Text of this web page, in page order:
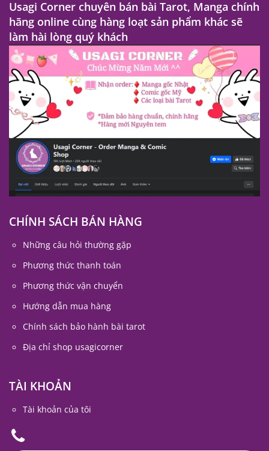
Usagi Corner chuyên bán bài Tarot, Manga chính
hãng online cùng hàng loạt sản phẩm khác sẽ
làm hài lòng quý khách
CHÍNH SÁCH BÁN HÀNG
Những câu hỏi thường gặp
Phương thức thanh toán
Phương thức vận chuyển
Hướng dẫn mua hàng
Chính sách bảo hành bài tarot
Địa chỉ shop usagicorner
TÀI KHOẢN
Tài khoản của tôi